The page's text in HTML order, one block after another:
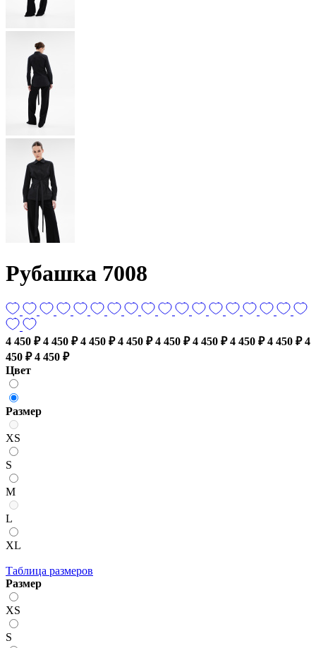
Рубашка 7008
4 450 ₽ 4 450 ₽ 4 450 ₽ 4 450 ₽ 4 450 ₽ 4 450 ₽ 4 450 ₽ 4 450 ₽ 4
450 ₽ 4 450 ₽
Цвет
Размер
XS
S
M
L
XL
Таблица размеров
Размер
XS
S